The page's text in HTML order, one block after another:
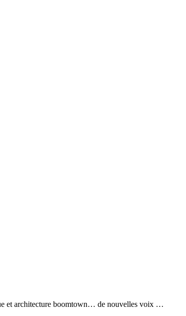
et architecture boomtown… de nouvelles voix …